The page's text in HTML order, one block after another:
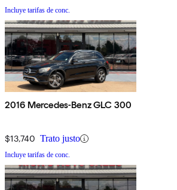
Incluye tarifas de conc.
2016 Mercedes-Benz GLC 300
$13,740 Trato justo
Incluye tarifas de conc.